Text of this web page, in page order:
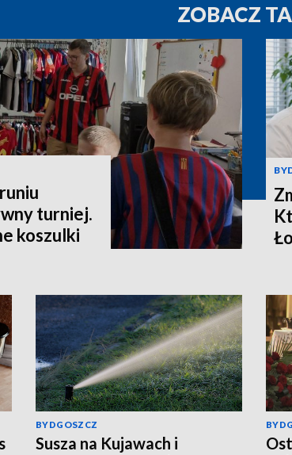
ZOBACZ
turniej.
koszulki
BYDGOSZCZ
Susza na Kujawach i